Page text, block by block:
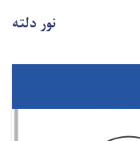
نور دلته